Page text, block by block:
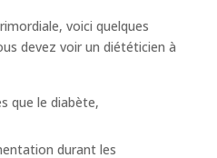
voici quelques
devez voir un diététicien à
que le diabète,
durant les